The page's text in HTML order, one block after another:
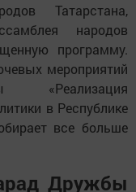
Татарстана,
народов
программу.
мероприятий
«Реализация
в Республике
все больше
Дружбы